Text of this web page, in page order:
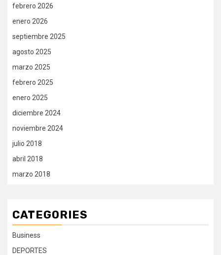
febrero 2026
enero 2026
septiembre 2025
agosto 2025
marzo 2025
febrero 2025
enero 2025
diciembre 2024
noviembre 2024
julio 2018
abril 2018
marzo 2018
CATEGORIES
Business
DEPORTES